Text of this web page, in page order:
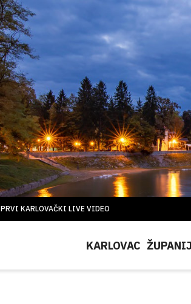
PRVI KARLOVAČKI LIVE VIDEO
KARLOVAC